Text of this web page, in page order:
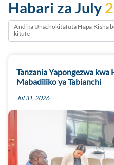
Habari za July
Andika Unachokitafuta Hapa Kisha
kitufe
Tanzania Yapongezwa
Mabadiliko ya Tabianchi
Jul 31, 2026